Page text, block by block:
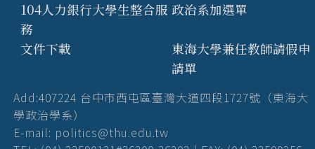
104人力銀行大學生整合服
務
政治系加選單
文件下載
東海大學兼任教師請假申
請單
Add:407224 台中市西屯區臺灣大道四段1727號（東海大
學政治學系）
E-mail: politics@thu.edu.tw